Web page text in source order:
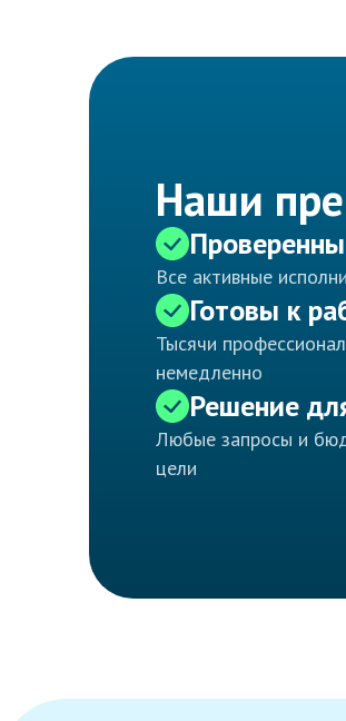
Наши
Все активные
Готовы к
Тысячи
немедленно
Решение
Любые запросы и
цели